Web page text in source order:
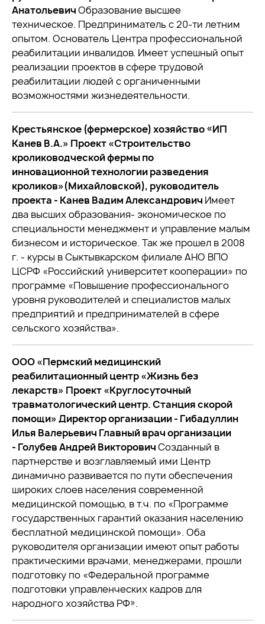
АнатольевичОбразование высшее
техническое. Предприниматель с 20-ти летним
опытом. Основатель Центра профессиональной
реабилитации инвалидов. Имеет успешный опыт
реализации проектов в сфере трудовой
реабилитации людей с органиченными
возможностями жизнедеятельности.
Крестьянское (фермерское) хозяйство «ИП
Канев В.А.» Проект «Строительство
кролиководческой фермы по
инновационной технологии разведения
кроликов»(Михайловской), руководитель
проекта - Канев Вадим Александрович Имеет
два высших образования- экономическое по
специальности менеджмент и управление малым
бизнесом и историческое. Так же прошел в 2008
г. - курсы в Сыктывкарском филиале АНО ВПО
ЦСРФ «Российский университет кооперации» по
программе «Повышение профессионального
уровня руководителей и специалистов малых
предприятий и предпринимателей в сфере
сельского хозяйства».
ООО «Пермский медицинский
реабилитационный центр «Жизнь без
лекарств» Проект «Круглосуточный
травматологический центр. Станция скорой
помощи» Директор организации - Гибадуллин
Илья Валерьевич Главный врач организации
- Голубев Андрей ВикторовичСозданный в
партнерстве и возглавляемый ими Центр
динамично развивается по пути обеспечения
широких слоев населения современной
медицинской помощью, в т.ч. по «Программе
государственных гарантий оказания населению
бесплатной медицинской помощи». Оба
руководителя организации имеют опыт работы
практическими врачами, менеджерами, прошли
подготовку по «Федеральной программе
подготовки управленческих кадров для
народного хозяйства РФ».